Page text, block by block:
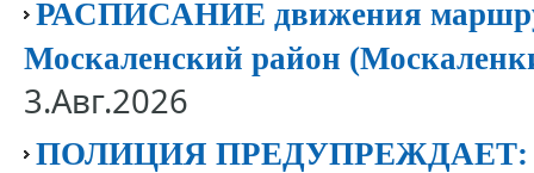
РАСПИСАНИЕ движения
Москаленский район
3.Авг.2026
ПОЛИЦИЯ